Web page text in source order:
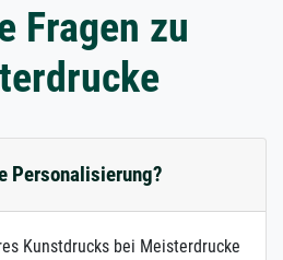
Fragen zu
Personalisierung?
Kunstdrucks bei Meisterdrucke